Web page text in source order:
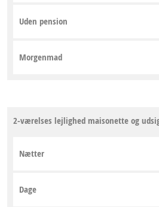
Uden pension
Morgenmad
2-værelses lejlighed maisonette og
Nætter
Dage